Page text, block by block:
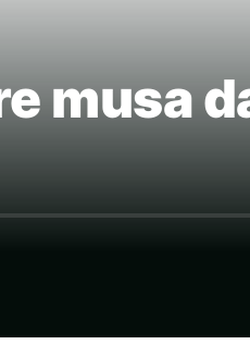
musa